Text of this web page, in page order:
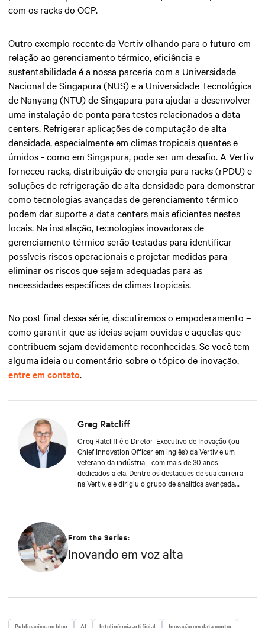
com os racks do OCP.
Outro exemplo recente da Vertiv olhando para o futuro em
relação ao gerenciamento térmico, eficiência e
sustentabilidade é a nossa parceria com a Universidade
Nacional de Singapura (NUS) e a Universidade Tecnológica
de Nanyang (NTU) de Singapura para ajudar a desenvolver
uma instalação de ponta para testes relacionados a data
centers. Refrigerar aplicações de computação de alta
densidade, especialmente em climas tropicais quentes e
úmidos - como em Singapura, pode ser um desafio. A Vertiv
forneceu racks, distribuição de energia para racks (rPDU) e
soluções de refrigeração de alta densidade para demonstrar
como tecnologias avançadas de gerenciamento térmico
podem dar suporte a data centers mais eficientes nestes
locais. Na instalação, tecnologias inovadoras de
gerenciamento térmico serão testadas para identificar
possíveis riscos operacionais e projetar medidas para
eliminar os riscos que sejam adequadas para as
necessidades específicas de climas tropicais.
No post final dessa série, discutiremos o empoderamento –
como garantir que as ideias sejam ouvidas e aquelas que
contribuem sejam devidamente reconhecidas. Se você tem
alguma ideia ou comentário sobre o tópico de inovação,
entre em contato.
Greg Ratcliff
Greg Ratcliff é o Diretor-Executivo de Inovação (ou
Chief Innovation Officer em inglês) da Vertiv e um
veterano da indústria - com mais de 30 anos
dedicados a ela. Dentre os destaques de sua carreira
na Vertiv, ele dirigiu o grupo de analítica avançada
em dados em tempo real e conectando os quase 1
ABD (doutorado sem apresentação de tese) na
Liberty University com foco em gerenciamento Ágil
de projetos de IoT e Big Data; um MBA pela
para o Comspark’s Central Ohio Tech Power Player
comercial e é um ávido ciclista.
From the Series:
Inovando em voz alta
Publicações no blog AI Inteligência artificial Inovação em data center